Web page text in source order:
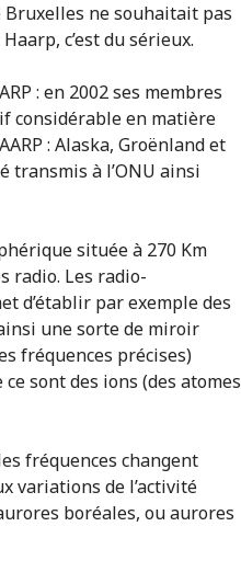
Bruxelles ne souhaitait pas
c’est du sérieux.
: en 2002 ses membres
considérable en matière
: Alaska, Groënland et
transmis à l’ONU ainsi
située à 270 Km
radio. Les radio-
d’établir par exemple des
une sorte de miroir
fréquences précises)
sont des ions (des atomes
fréquences changent
variations de l’activité
boréales, ou aurores